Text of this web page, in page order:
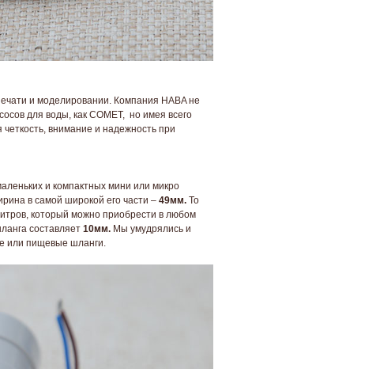
и моделировании. Компания HABA не
для воды, как COMET, но имея всего
внимание и надежность при
и компактных мини или микро
в самой широкой его части – 49мм. То
который можно приобрести в любом
составляет 10мм. Мы умудрялись и
или пищевые шланги.